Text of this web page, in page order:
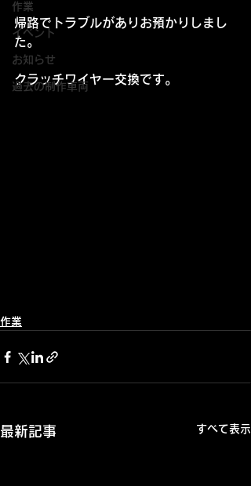
作業
イベント
お知らせ
過去の制作車両
帰路でトラブルがありお預かりしまし
た。
クラッチワイヤー交換です。
作業
最新記事 すべて表示